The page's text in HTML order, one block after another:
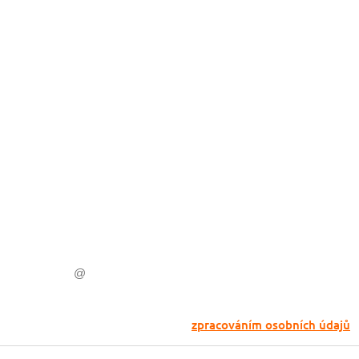
zpracováním osobních údajů